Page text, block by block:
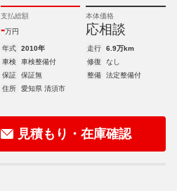
支払総額
-万円
本体価格
応相談
年式 2010年 走行
6.9万km
車検
車検整備付 修復
なし
保証
保証無 整備
法定整備付
住所
愛知県 清須市
見積もり・在庫確認